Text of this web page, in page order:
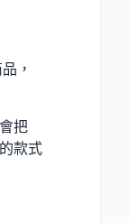
，
把
款式